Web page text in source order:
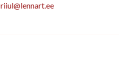
riiul@lennart.ee